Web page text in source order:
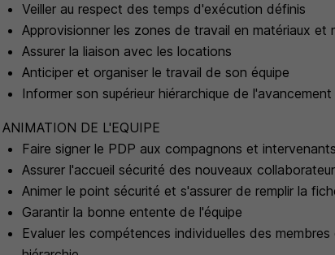
Veiller au respect des temps d'exécution définis
Approvisionner les zones de travail en matériaux
Assurer la liaison avec les locations
Anticiper et organiser le travail de son équipe
Informer son supérieur hiérarchique de
ANIMATION DE L'EQUIPE
Faire signer le PDP aux compagnons et
Assurer l'accueil sécurité des nouveaux
Animer le point sécurité et s'assurer de remplir la
Garantir la bonne entente de l'équipe
Evaluer les compétences individuelles des